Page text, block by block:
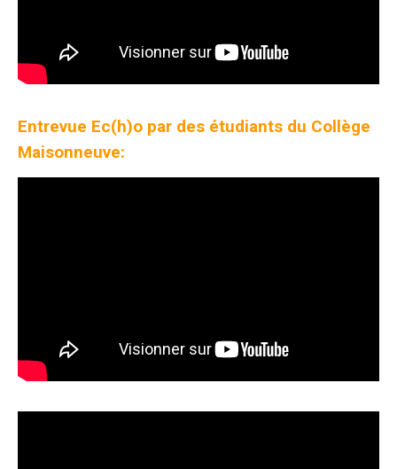
Entrevue Ec(h)o par des étudiants du Collège
Maisonneuve: